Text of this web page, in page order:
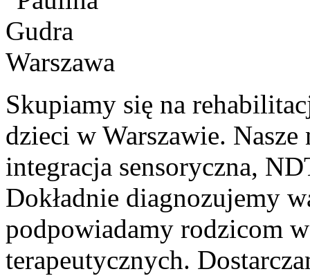
Skupiamy się na
dzieci w Warszawie.
integracja sensoryczna,
Dokładnie diagnozujemy
podpowiadamy rodzicom
terapeutycznych.